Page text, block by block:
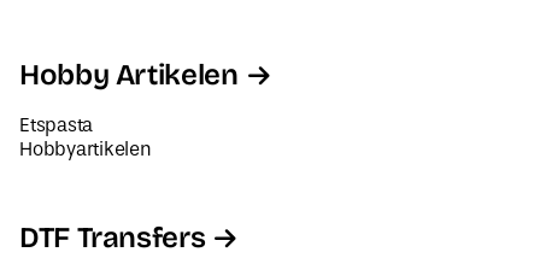
Hobby Artikelen
Etspasta
Hobbyartikelen
DTF Transfers